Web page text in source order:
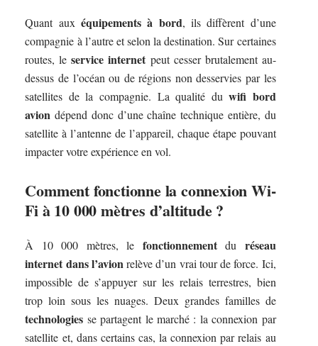
Quant auxéquipements à bord, ils diffèrent d’une
compagnie à l’autre et selon la destination. Sur certaines
routes, leservice internet peut cesser brutalement au-
dessus de l’océan ou de régions non desservies par les
satellites de la compagnie. La qualité duwifi bord
avion dépend donc d’une chaîne technique entière, du
satellite à l’antenne de l’appareil, chaque étape pouvant
impacter votre expérience en vol.
Comment fonctionne la connexion Wi-
Fi à 10 000 mètres d’altitude ?
À 10 000 mètres, le fonctionnementdu réseau
internet dans l’avionrelève d’un vrai tour de force. Ici,
impossible de s’appuyer sur les relais terrestres, bien
trop loin sous les nuages. Deux grandes familles de
technologies se partagent le marché : la connexion par
satellite et, dans certains cas, la connexion par relais au